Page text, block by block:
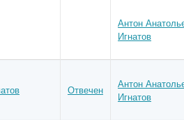
Антон
Игнатов
Отвечен
Антон
Игнатов